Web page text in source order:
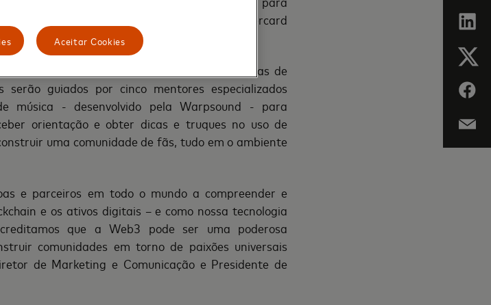
o programa após obterem seu Mastercard
selecionou cinco promissores artistas de
guiados por cinco mentores especializados
música - desenvolvido pela Warpsound - para
orientação e obter dicas e truques no uso de
uma comunidade de fãs, tudo em o ambiente
e parceiros em todo o mundo a compreender e
e os ativos digitais – e como nossa tecnologia
que a Web3 pode ser uma poderosa
comunidades em torno de paixões universais
de Marketing e Comunicação e Presidente de
Aceitar Cookies